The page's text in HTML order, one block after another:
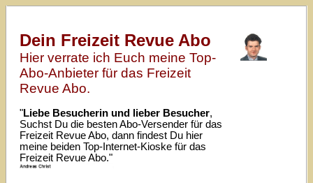
Dein Freizeit Revue Abo
Hier verrate ich Euch meine Top-
Abo-Anbieter für das Freizeit
Revue Abo.
"Liebe Besucherin und lieber Besucher,
Suchst Du die besten Abo-Versender für das
Freizeit Revue Abo, dann findest Du hier
meine beiden Top-Internet-Kioske für das
Freizeit Revue Abo."